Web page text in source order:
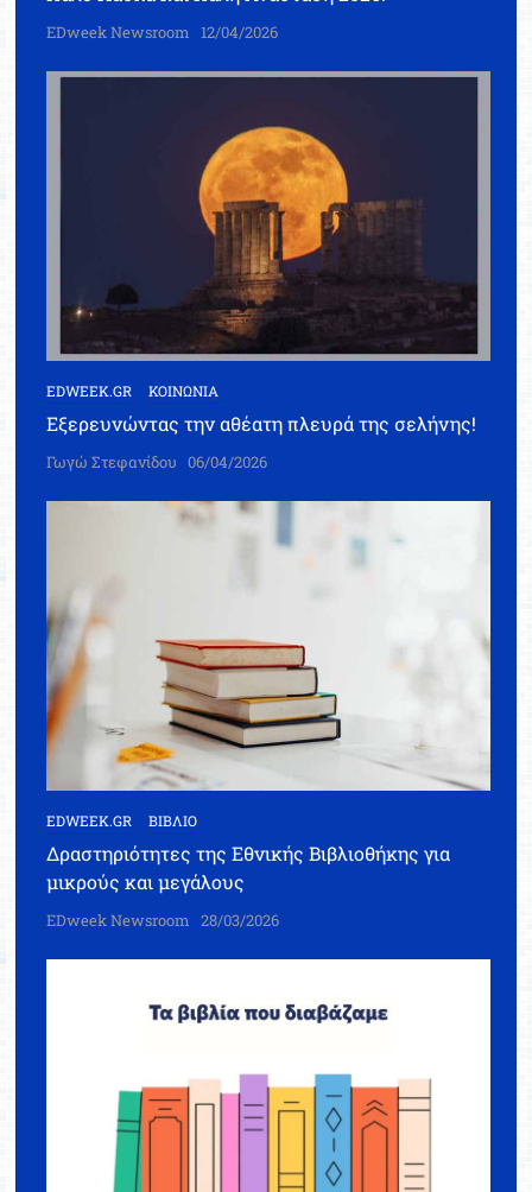
EDweek Newsroom 12/04/2026
EDWEEK.GR ΚΟΙΝΩΝΙΑ
Εξερευνώντας την αθέατη πλευρά της σελήνης!
Γωγώ Στεφανίδου 06/04/2026
EDWEEK.GR ΒΙΒΛΙΟ
Δραστηριότητες της Εθνικής Βιβλιοθήκης για
μικρούς και μεγάλους
EDweek Newsroom 28/03/2026